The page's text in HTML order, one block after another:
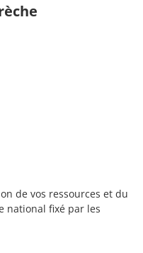
de vos ressources et du
national fixé par les